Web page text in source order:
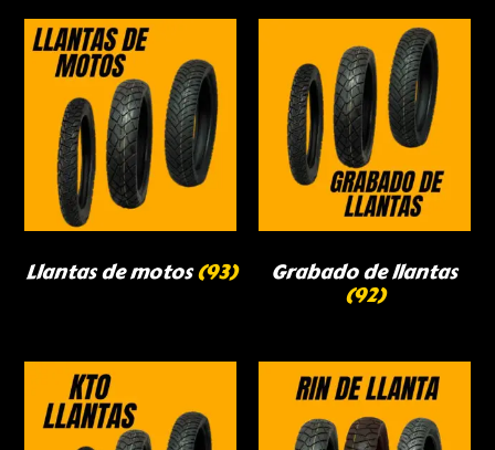
Llantas de motos(93) Grabado de llantas
(92)